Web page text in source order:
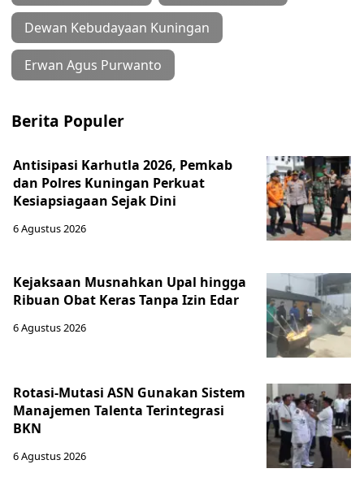
Dewan Kebudayaan Kuningan
Erwan Agus Purwanto
Berita Populer
Antisipasi Karhutla 2026, Pemkab
dan Polres Kuningan Perkuat
Kesiapsiagaan Sejak Dini
6 Agustus 2026
Kejaksaan Musnahkan Upal hingga
Ribuan Obat Keras Tanpa Izin Edar
6 Agustus 2026
Rotasi-Mutasi ASN Gunakan Sistem
Manajemen Talenta Terintegrasi
BKN
6 Agustus 2026